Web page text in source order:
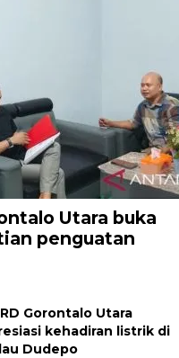
Utara buka
penguatan
Gorontalo Utara
kehadiran listrik di
Dudepo